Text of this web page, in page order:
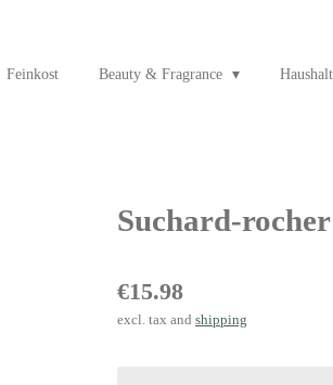
Feinkost Beauty & Fragrance
Suchard-
€15.98
excl. tax and shipping